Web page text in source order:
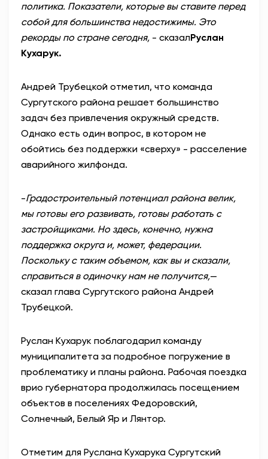
политика. Показатели, которые вы ставите перед
собой для большинства недостижимы. Это
рекорды по стране сегодня, - сказалРуслан
Кухарук.
Андрей Трубецкой отметил, что команда
Сургутского района решает большинство
задач без привлечения окружный средств.
Однако есть один вопрос, в котором не
обойтись без поддержки «сверху» - расселение
аварийного жилфонда.
-Градостроительный потенциал района велик,
мы готовы его развивать, готовы работать с
застройщиками. Но здесь, конечно, нужна
поддержка округа и, может, федерации.
Поскольку с таким объемом, как вы и сказали,
справиться в одиночку нам не получится,—
сказал глава Сургутского района Андрей
Трубецкой.
Руслан Кухарук поблагодарил команду
муниципалитета за подробное погружение в
проблематику и планы района. Рабочая поездка
врио губернатора продолжилась посещением
объектов в поселениях Федоровский,
Солнечный, Белый Яр и Лянтор.
Отметим для Руслана Кухарука Сургутский